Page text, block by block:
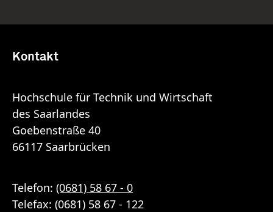
Kontakt
Hochschule für Technik und Wirtschaft
des Saarlandes
Goebenstraße 40
66117 Saarbrücken
Telefon: (0681) 58 67 - 0
Telefax: (0681) 58 67 - 122